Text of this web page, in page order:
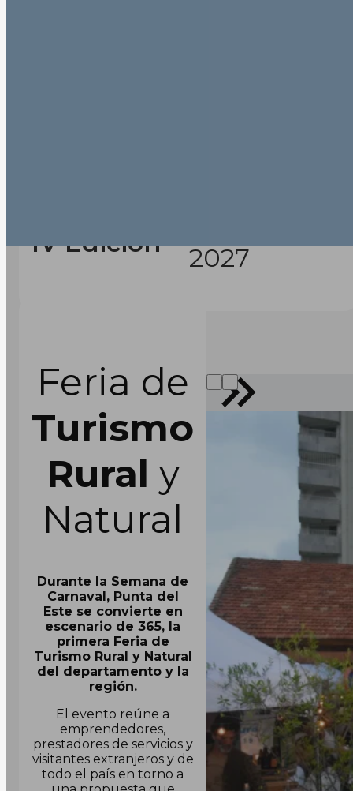
IV Edición
2027
Feria de
Turismo
Rural y
Natural
Durante la Semana de
Carnaval, Punta del
Este se convierte en
escenario de 365, la
primera Feria de
Turismo Rural y Natural
del departamento y la
región.
El evento reúne a
emprendedores,
prestadores de servicios y
visitantes extranjeros y de
todo el país en torno a